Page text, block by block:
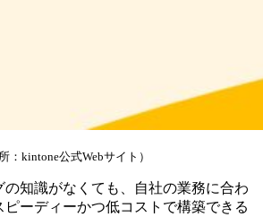
所：kintone公式Webサイト）
の知識がなくても、自社の業務に合わ
ピーディーかつ低コストで構築できる